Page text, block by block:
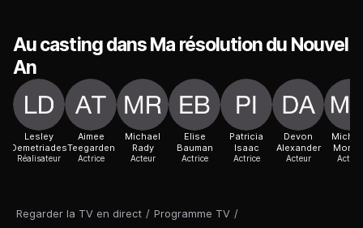
Regarder la TV en direct / Programme TV /
Au casting dans Ma résolution du Nouvel
An
Lesley
Demetriades
Réalisateur
Aimee
Teegarden
Actrice
Michael
Rady
Acteur
Elise
Bauman
Actrice
Patricia
Isaac
Actrice
Devon
Alexander
Acteur Actrice